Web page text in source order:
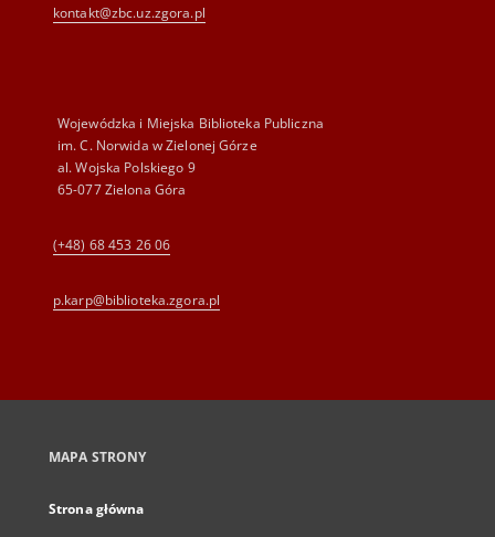
kontakt@zbc.uz.zgora.pl
Wojewódzka i Miejska Biblioteka Publiczna
im. C. Norwida w Zielonej Górze
al. Wojska Polskiego 9
65-077 Zielona Góra
(+48) 68 453 26 06
p.karp@biblioteka.zgora.pl
MAPA STRONY
Strona główna